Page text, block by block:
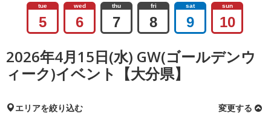
tue
5
wed
6
thu
7
fri
8
sat
9
sun
10
2026年4月15日(水) GW(ゴールデンウ
ィーク)イベント【大分県】
エリアを絞り込む 変更する